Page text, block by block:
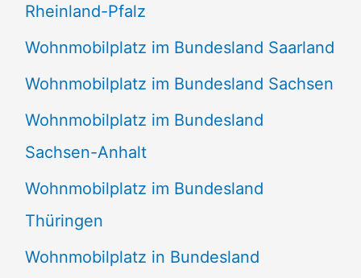
Rheinland-Pfalz
Wohnmobilplatz im Bundesland Saarland
Wohnmobilplatz im Bundesland Sachsen
Wohnmobilplatz im Bundesland
Sachsen-Anhalt
Wohnmobilplatz im Bundesland
Thüringen
Wohnmobilplatz in Bundesland